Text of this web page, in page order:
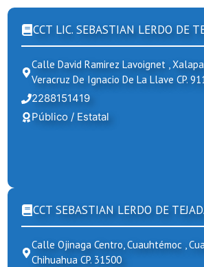
CCT LIC. SEBASTIAN LERDO DE
Calle David Ramirez Lavoignet ,
Veracruz De Ignacio De La Llave CP.
2288151419
Público / Estatal
CCT SEBASTIAN LERDO DE
Calle Ojinaga Centro, Cuauhtémoc ,
Chihuahua CP. 31500